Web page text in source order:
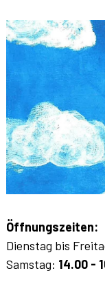
Öffnungszeiten:
Dienstag bis
Samstag: 14.00 -